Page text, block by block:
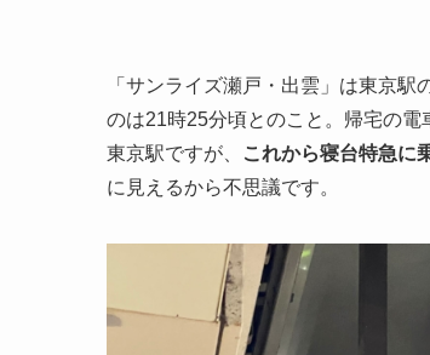
「サンライズ瀬戸・出雲」は東京
のは21時25分頃とのこと。帰宅の
東京駅ですが、
これから寝台特急に
に見えるから不思議です。